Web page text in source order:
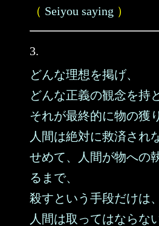
（ Seiyou saying ）
3.
どんな理想を掲げ、
どんな正義の観念を持
それが最終的に物の獲
人間は絶対に救済され
せめて、人間が物への
るまで、
殺すという手段だけは、
人間は取ってはならな